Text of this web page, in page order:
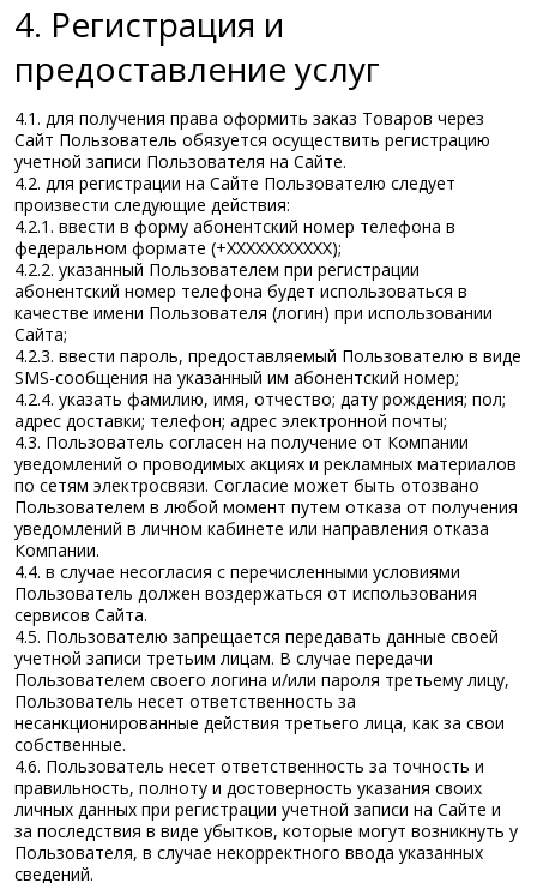
4. Регистрация и
предоставление услуг
4.1. для получения права оформить заказ Товаров через
Сайт Пользователь обязуется осуществить регистрацию
учетной записи Пользователя на Сайте.
4.2. для регистрации на Сайте Пользователю следует
произвести следующие действия:
4.2.1. ввести в форму абонентский номер телефона в
федеральном формате (+ХХХХХХХХХХХ);
4.2.2. указанный Пользователем при регистрации
абонентский номер телефона будет использоваться в
качестве имени Пользователя (логин) при использовании
Сайта;
4.2.3. ввести пароль, предоставляемый Пользователю в виде
SMS-сообщения на указанный им абонентский номер;
4.2.4. указать фамилию, имя, отчество; дату рождения; пол;
адрес доставки; телефон; адрес электронной почты;
4.3. Пользователь согласен на получение от Компании
уведомлений о проводимых акциях и рекламных материалов
по сетям электросвязи. Согласие может быть отозвано
Пользователем в любой момент путем отказа от получения
уведомлений в личном кабинете или направления отказа
Компании.
4.4. в случае несогласия с перечисленными условиями
Пользователь должен воздержаться от использования
сервисов Сайта.
4.5. Пользователю запрещается передавать данные своей
учетной записи третьим лицам. В случае передачи
Пользователем своего логина и/или пароля третьему лицу,
Пользователь несет ответственность за
несанкционированные действия третьего лица, как за свои
собственные.
4.6. Пользователь несет ответственность за точность и
правильность, полноту и достоверность указания своих
личных данных при регистрации учетной записи на Сайте и
за последствия в виде убытков, которые могут возникнуть у
Пользователя, в случае некорректного ввода указанных
сведений.